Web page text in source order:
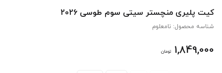
کیت پلیری منچستر سیتی سوم طوسی 2026
شناسه محصول: نامعلوم
1,849,000 تومان